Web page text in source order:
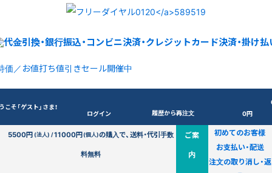
価／お値打ち値引きセール開催中
こそ「ゲスト」さま！
ログイン 履歴から再注文
0円
5500円(法人) /11000円(個人)の購入で、送料・代引手数
料無料
ご案
内
初めてのお客様
お支払い・配送
注文の取り消し・返